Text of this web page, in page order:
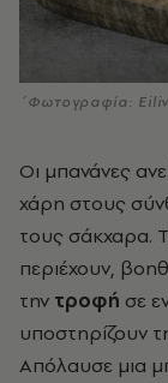
΄Φωτογραφία:
Οι μπανάνες
χάρη στους
τους σάκχαρα.
περιέχουν,
την τροφή σε
υποστηρίζουν
Απόλαυσε μια